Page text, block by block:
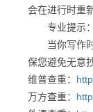
会在进行时重
专业提示：
当你写作时
保您避免无意
维普查重：
万方查重：